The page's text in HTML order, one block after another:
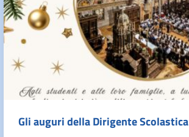
Gli auguri della Dirigente Scolastica